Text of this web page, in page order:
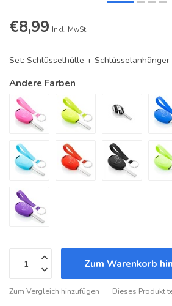
€8,99 Inkl. MwSt.
Set: Schlüsselhülle + Schlüsselanhänger
Andere Farben
Zum Warenkorb
Zum Vergleich hinzufügen Dieses Produkt